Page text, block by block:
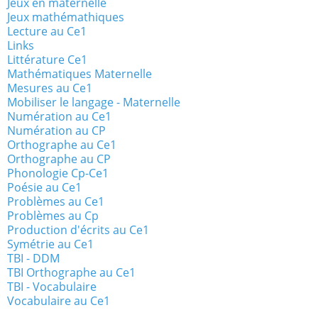
Jeux mathémathiques
Lecture au Ce1
Links
Littérature Ce1
Mathématiques Maternelle
Mesures au Ce1
Mobiliser le langage - Maternelle
Numération au Ce1
Numération au CP
Orthographe au Ce1
Orthographe au CP
Phonologie Cp-Ce1
Poésie au Ce1
Problèmes au Ce1
Problèmes au Cp
Production d'écrits au Ce1
Symétrie au Ce1
TBI - DDM
TBI Orthographe au Ce1
TBI - Vocabulaire
Vocabulaire au Ce1